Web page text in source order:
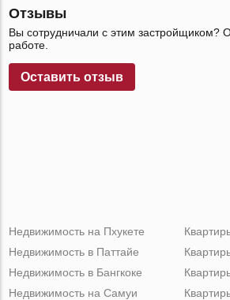
Отзывы
Вы сотрудничали с этим застройщиком?
работе.
Оставить отзыв
Недвижимость на Пхукете
Недвижимость в Паттайе
Недвижимость в Бангкоке
Недвижимость на Самуи